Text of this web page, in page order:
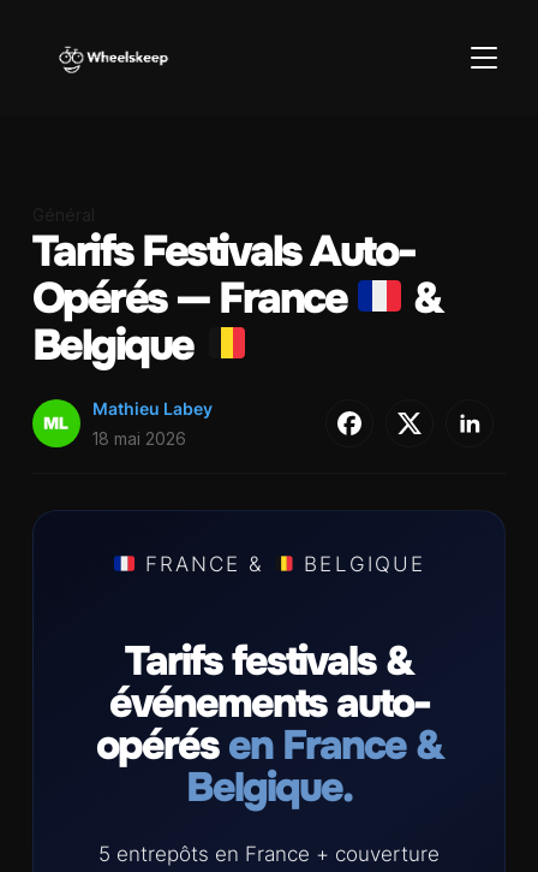
Tarifs Festivals Auto-
Opérés — France
&
Belgique
Mathieu Labey
18 mai 2026
FRANCE & BELGIQUE
Tarifs festivals &
événements auto-
opérésen France &
Belgique.
5 entrepôts en France + couverture